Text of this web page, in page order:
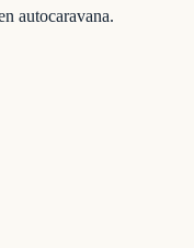
autocaravana.